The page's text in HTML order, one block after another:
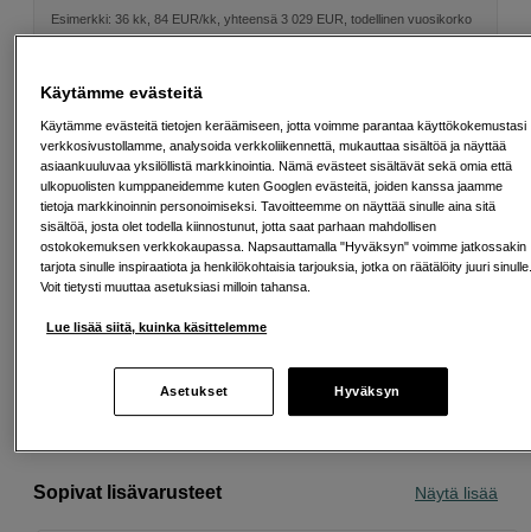
Esimerkki: 36 kk, 84 EUR/kk, yhteensä 3 029 EUR, todellinen vuosikorko
19,07 %
Lainaaminen maksaa!
saada maksuhäiriömerkinnän. Se voi vaikeuttaa asunnon vuokraamista,
liittymien tekemistä ja uusien lainojen saamista. Apua saat kuntasi talous- ja
velkaneuvonnasta. Yhteystiedot löydät sivulta kkv.fi (avautuu uuteen
välilehteen)
Ilmainen toimitus yli 200 EUR ostoksille
Osta nyt ja maksa myöhemmin
Henkilökohtaista palvelua
Sopivat lisävarusteet Näytä lisää
Käytämme evästeitä
Käytämme evästeitä tietojen keräämiseen, jotta voimme parantaa käyttökokemustasi
verkkosivustollamme, analysoida verkkoliikennettä, mukauttaa sisältöä ja näyttää
asiaankuuluvaa yksilöllistä markkinointia. Nämä evästeet sisältävät sekä omia että
ulkopuolisten kumppaneidemme kuten Googlen evästeitä, joiden kanssa jaamme
tietoja markkinoinnin personoimiseksi. Tavoitteemme on näyttää sinulle aina sitä
sisältöä, josta olet todella kiinnostunut, jotta saat parhaan mahdollisen
ostokokemuksen verkkokaupassa. Napsauttamalla "Hyväksyn" voimme jatkossakin
tarjota sinulle inspiraatiota ja henkilökohtaisia tarjouksia, jotka on räätälöity juuri
Voit tietysti muuttaa asetuksiasi milloin tahansa.
Lue lisää siitä, kuinka käsittelemme
Asetukset Hyväksyn